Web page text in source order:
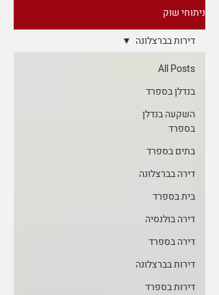
ניתוחי שוק
All Posts
בנדלן בספרד
השקעה בנדלן
בספרד
בתים בספרד
דירה בברצלונה
בית בספרד
דירה בולנסיה
דירה בספרד
דירות בברצלונה
דירות בספרד
דירות בברצלונה